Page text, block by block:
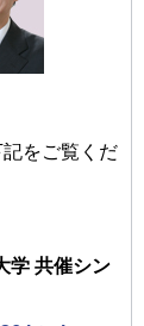
をご覧くだ
学 共催シン